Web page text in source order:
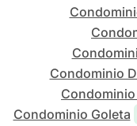
Condominio
Condominio
Condominio Goleta